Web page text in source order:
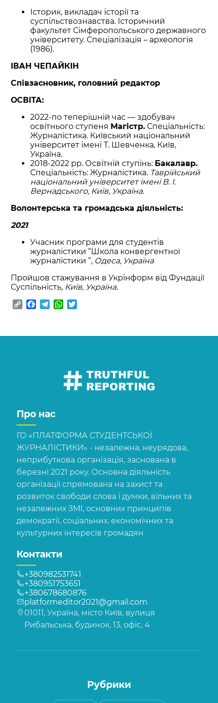
Історик, викладач історії та
суспільствознавства. Історичний
факультет Сімферопольського державного
університету. Спеціалізація – археологія
(1986).
ІВАН ЧЕПАЙКІН
Співзасновник, головний редактор
ОСВІТА:
2022-по теперішній час — здобувач
освітнього ступеня Магістр. Спеціальність:
Журналістика. Київський національний
університет імені Т. Шевченка, Київ,
Україна.
2018-2022 рр. Освітній ступінь: Бакалавр.
Спеціальність: Журналістика. Таврійський
національний університет імені В. І.
Вернадського, Київ, Україна.
Волонтерська та громадська діяльність:
2021
Учасник програми для студентів
журналістики “Школа конвергентної
журналістики “, Одеса, Україна
Пройшов стажування в Укрінформ від Фундації
Суспільність, Київ, Україна.
CopyFacebook
TelegramWhatsApp
Про нас
ГО «ПЛАТФОРМА СТУДЕНТСЬКОЇ
ЖУРНАЛІСТИКИ» - незалежна, неурядова,
неприбуткова організація, заснована в
березні 2021 року. Основна діяльність
організації спрямована на захист та
розвиток свободи слова і думки, вільних та
незалежних ЗМІ, основних принципів
демократії, соціальних, економічних та
культурних інтересів громадян
Контакти
+380982531741
+380951753651
+380678680876
platformeditor2021@gmail.com
01011, Україна, місто Київ, вулиця
Рибальська, будинок, 13, офіс, 4
Рубрики